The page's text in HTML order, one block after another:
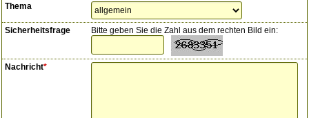
Thema
Sicherheitsfrage Bitte geben Sie die Zahl aus dem rechten Bild ein:
Nachricht*